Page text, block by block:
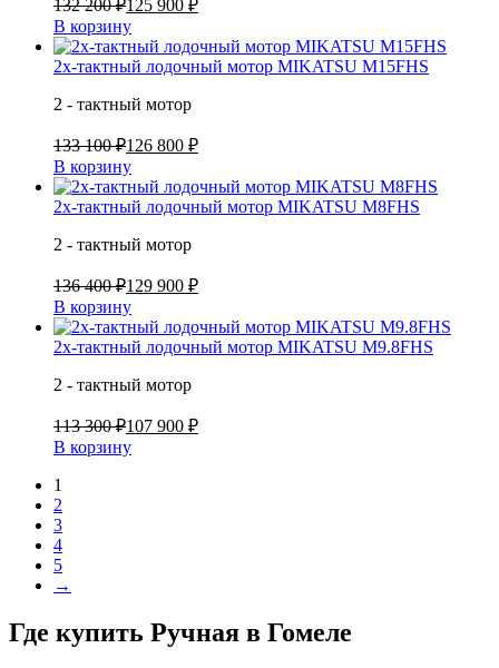
132 200 ₽125 900 ₽
В корзину
2х-тактный лодочный мотор MIKATSU M15FHS
2 - тактный мотор
133 100 ₽126 800 ₽
В корзину
2х-тактный лодочный мотор MIKATSU M8FHS
2 - тактный мотор
136 400 ₽129 900 ₽
В корзину
2х-тактный лодочный мотор MIKATSU M9.8FHS
2 - тактный мотор
113 300 ₽107 900 ₽
В корзину
1
2
3
4
5
→
Где купить Ручная в Гомеле